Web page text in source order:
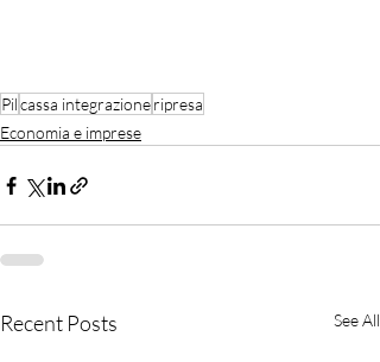
Pilcassa integrazioneripresa
Economia e imprese
Recent Posts See All